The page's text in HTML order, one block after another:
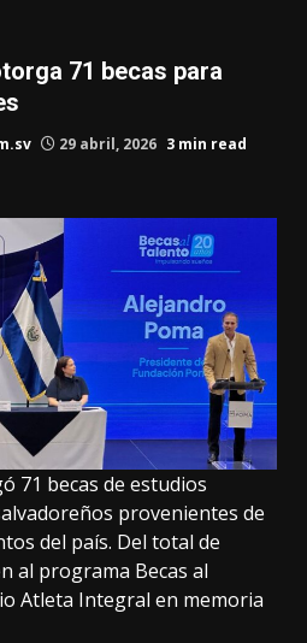
71 becas para
29 abril, 2026 3 min read
71 becas de estudios
provenientes de
del país. Del total de
al programa Becas al
Atleta Integral en memoria